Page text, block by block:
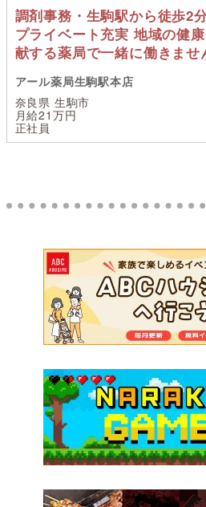
調剤事務・生駒駅から徒歩2
プライベート充実 地域の健
献する薬局で一緒に働きませ
アール薬局生駒駅本店
奈良県 生駒市
月給21万円
正社員